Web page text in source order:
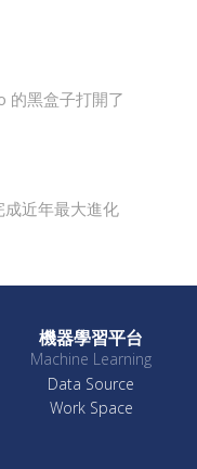
的黑盒子打開了
近年最大進化
機器學習平台
Machine Learning
Data Source
Work Space